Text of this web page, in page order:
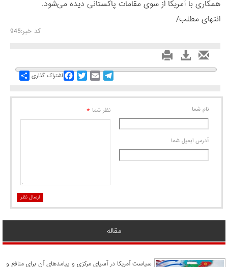
همکاری با آمریکا از سوی مقامات پاکستانی دیده می‌شود.
انتهای مطلب/
کد خبر:945
Share اشتراک گذاری
FacebookTwitterEmail
Telegram
نام شما
آدرس ايميل شما
نظر شما *
ارسال نظر
مقاله
سیاست آمریکا در آسیای مرکزی و پیامدهای آن برای منافع و